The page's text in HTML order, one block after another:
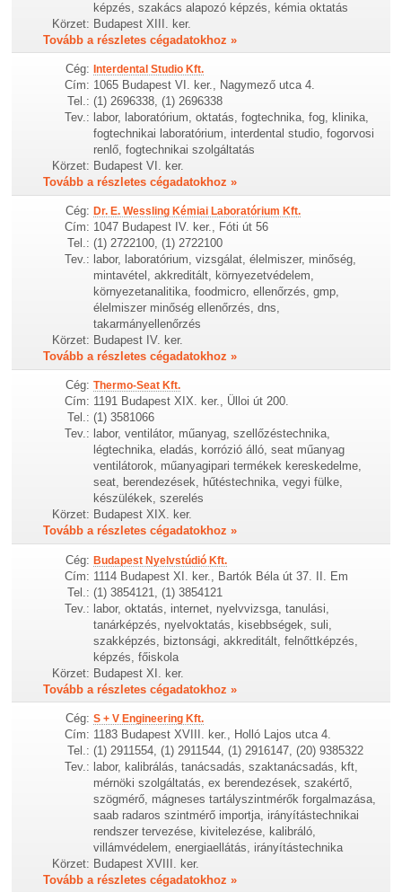
képzés, szakács alapozó képzés, kémia oktatás
Körzet: Budapest XIII. ker.
Tovább a részletes cégadatokhoz »
Cég: Interdental Studio Kft.
Cím: 1065 Budapest VI. ker., Nagymező utca 4.
Tel.: (1) 2696338, (1) 2696338
Tev.: labor, laboratórium, oktatás, fogtechnika, fog, klinika,
fogtechnikai laboratórium, interdental studio, fogorvosi
renlő, fogtechnikai szolgáltatás
Körzet: Budapest VI. ker.
Tovább a részletes cégadatokhoz »
Cég: Dr. E. Wessling Kémiai Laboratórium Kft.
Cím: 1047 Budapest IV. ker., Fóti út 56
Tel.: (1) 2722100, (1) 2722100
Tev.: labor, laboratórium, vizsgálat, élelmiszer, minőség,
mintavétel, akkreditált, környezetvédelem,
környezetanalitika, foodmicro, ellenőrzés, gmp,
élelmiszer minőség ellenőrzés, dns,
takarmányellenőrzés
Körzet: Budapest IV. ker.
Tovább a részletes cégadatokhoz »
Cég: Thermo-Seat Kft.
Cím: 1191 Budapest XIX. ker., Ülloi út 200.
Tel.: (1) 3581066
Tev.: labor, ventilátor, műanyag, szellőzéstechnika,
légtechnika, eladás, korrózió álló, seat műanyag
ventilátorok, műanyagipari termékek kereskedelme,
seat, berendezések, hűtéstechnika, vegyi fülke,
készülékek, szerelés
Körzet: Budapest XIX. ker.
Tovább a részletes cégadatokhoz »
Cég: Budapest Nyelvstúdió Kft.
Cím: 1114 Budapest XI. ker., Bartók Béla út 37. II. Em
Tel.: (1) 3854121, (1) 3854121
Tev.: labor, oktatás, internet, nyelvvizsga, tanulási,
tanárképzés, nyelvoktatás, kisebbségek, suli,
szakképzés, biztonsági, akkreditált, felnőttképzés,
képzés, főiskola
Körzet: Budapest XI. ker.
Tovább a részletes cégadatokhoz »
Cég: S + V Engineering Kft.
Cím: 1183 Budapest XVIII. ker., Holló Lajos utca 4.
Tel.: (1) 2911554, (1) 2911544, (1) 2916147, (20) 9385322
Tev.: labor, kalibrálás, tanácsadás, szaktanácsadás, kft,
mérnöki szolgáltatás, ex berendezések, szakértő,
szögmérő, mágneses tartályszintmérők forgalmazása,
saab radaros szintmérő importja, irányítástechnikai
rendszer tervezése, kivitelezése, kalibráló,
villámvédelem, energiaellátás, irányítástechnika
Körzet: Budapest XVIII. ker.
Tovább a részletes cégadatokhoz »